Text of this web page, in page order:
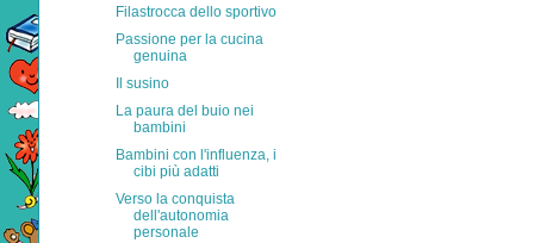
Filastrocca dello sportivo
Passione per la cucina
genuina
Il susino
La paura del buio nei
bambini
Bambini con l'influenza, i
cibi più adatti
Verso la conquista
dell'autonomia
personale